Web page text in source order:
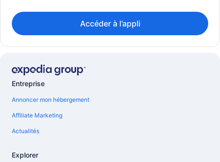
Accéder à l’appli
Entreprise
Annoncer mon hébergement
Affiliate Marketing
Actualités
Explorer